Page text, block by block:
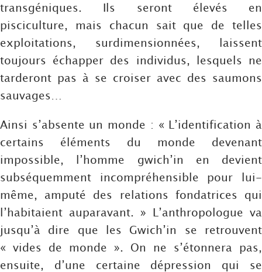
transgéniques. Ils seront élevés en
pisciculture, mais chacun sait que de telles
exploitations, surdimensionnées, laissent
toujours échapper des individus, lesquels ne
tarderont pas à se croiser avec des saumons
sauvages…
Ainsi s’absente un monde : « L’identification à
certains éléments du monde devenant
impossible, l’homme gwich’in en devient
subséquemment incompréhensible pour lui-
même, amputé des relations fondatrices qui
l’habitaient auparavant. » L’anthropologue va
jusqu’à dire que les Gwich’in se retrouvent
« vides de monde ». On ne s’étonnera pas,
ensuite, d’une certaine dépression qui se